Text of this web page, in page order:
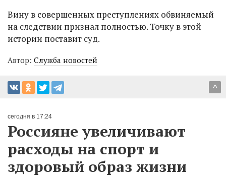
Вину в совершенных преступлениях обвиняемый
на следствии признал полностью. Точку в этой
истории поставит суд.
Автор: Служба новостей
^
сегодня в 17:24
Россияне увеличивают
расходы на спорт и
здоровый образ жизни